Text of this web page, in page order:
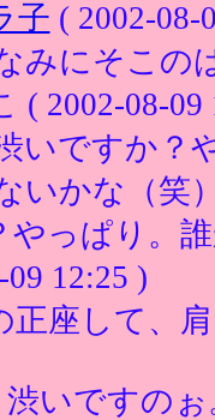
子 ( 2002-08-
みにそこの
( 2002-08-09
いですか？
いかな（笑
やっぱり。
12:25 )
正座して、
いですのぉ